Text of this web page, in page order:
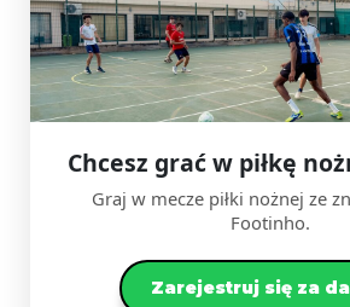
Chcesz grać w piłkę
Graj w mecze piłki nożnej ze
Footinho.
Zarejestruj się za